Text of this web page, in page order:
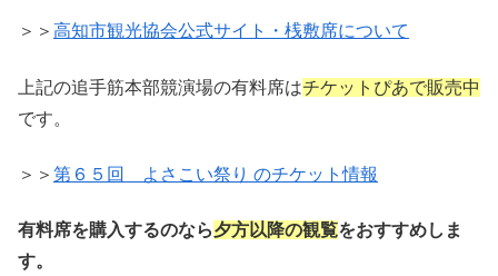
＞＞ 高知市観光協会公式サイト・桟敷席について
上記の追手筋本部競演場の有料席はチケットぴあで販売中
です。
＞＞ 第６５回 よさこい祭り のチケット情報
有料席を購入するのなら夕方以降の観覧をおすすめしま
す。